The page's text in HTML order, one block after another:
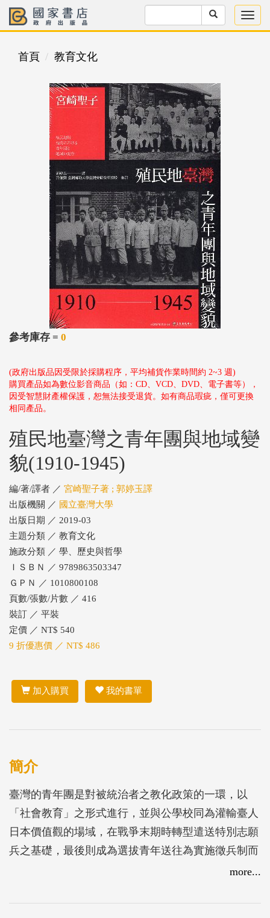
首頁 教育文化
參考庫存 = 0
(政府出版品因受限於採購程序，平均補貨作業時間約 2~3 週)
購買產品如為數位影音商品（如：CD、VCD、DVD、電子書等），
因受智慧財產權保護，恕無法接受退貨。如有商品瑕疵，僅可更換
相同產品。
殖民地臺灣之青年團與地域變
貌(1910-1945)
編/著/譯者 ／ 宮崎聖子著 ; 郭婷玉譯
出版機關 ／ 國立臺灣大學
出版日期 ／ 2019-03
主題分類 ／ 教育文化
施政分類 ／ 學、歷史與哲學
ＩＳＢＮ ／ 9789863503347
ＧＰＮ ／ 1010800108
頁數/張數/片數 ／ 416
裝訂 ／ 平裝
定價 ／ NT$ 540
9 折優惠價 ／ NT$ 486
加入購買 我的書單
簡介
臺灣的青年團是對被統治者之教化政策的一環，以
「社會教育」之形式進行，並與公學校同為灌輸臺人
日本價值觀的場域，在戰爭末期時轉型遣送特別志願
兵之基礎，最後則成為選拔青年送往為實施徵兵制而
設立之訓練所，或是管理進入青年學校前之年輕人
more...